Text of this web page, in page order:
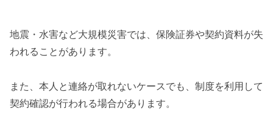
地震・水害など大規模災害では、保険証券や契約資料が失
われることがあります。
また、本人と連絡が取れないケースでも、制度を利用して
契約確認が行われる場合があります。